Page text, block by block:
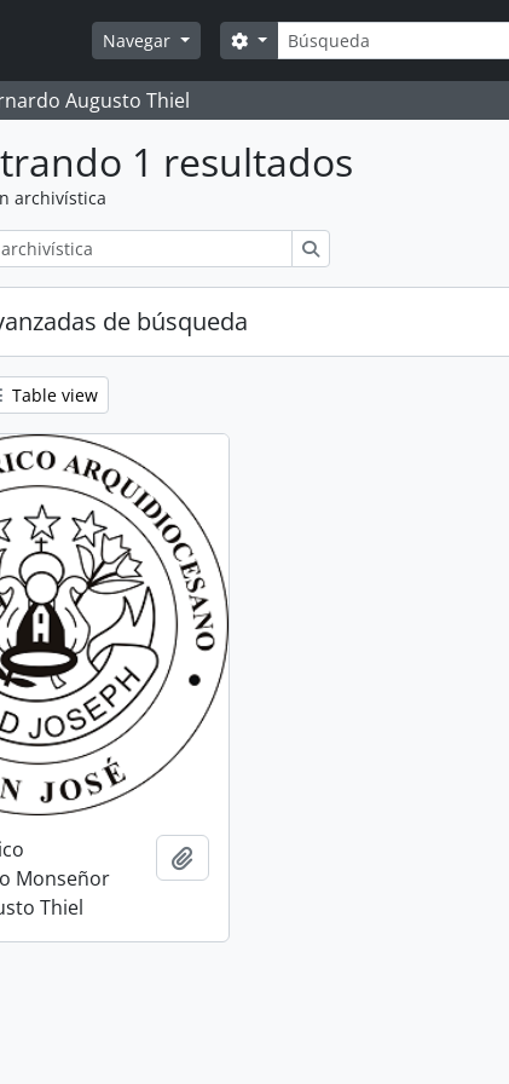
Navegar
Búsqueda
Search options
Augusto Thiel
1 resultados
archivística
de búsqueda
Table view
Monseñor
Thiel